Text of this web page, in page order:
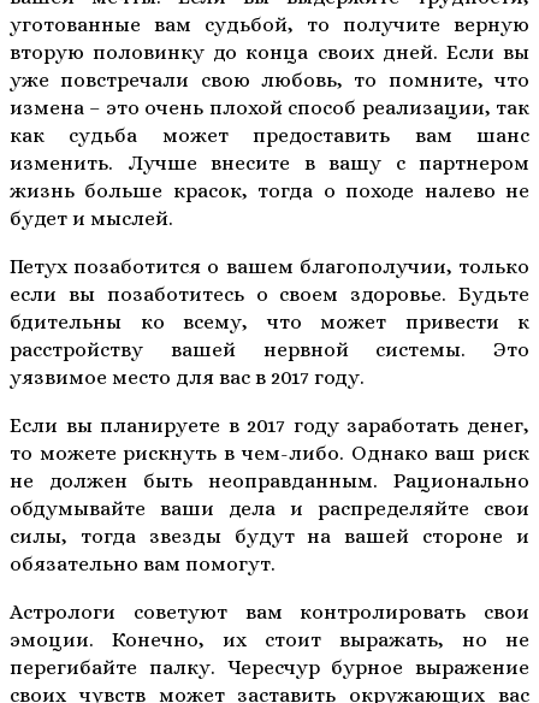
уготованные вам судьбой, то получите верную
вторую половинку до конца своих дней. Если вы
уже повстречали свою любовь, то помните, что
измена – это очень плохой способ реализации, так
как судьба может предоставить вам шанс
изменить. Лучше внесите в вашу с партнером
жизнь больше красок, тогда о походе налево не
будет и мыслей.
Петух позаботится о вашем благополучии, только
если вы позаботитесь о своем здоровье. Будьте
бдительны ко всему, что может привести к
расстройству вашей нервной системы. Это
уязвимое место для вас в 2017 году.
Если вы планируете в 2017 году заработать денег,
то можете рискнуть в чем-либо. Однако ваш риск
не должен быть неоправданным. Рационально
обдумывайте ваши дела и распределяйте свои
силы, тогда звезды будут на вашей стороне и
обязательно вам помогут.
Астрологи советуют вам контролировать свои
эмоции. Конечно, их стоит выражать, но не
перегибайте палку. Чересчур бурное выражение
своих чувств может заставить окружающих вас